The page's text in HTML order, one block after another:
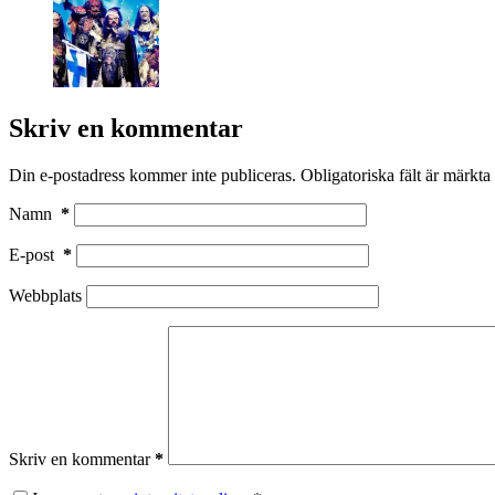
Skriv en kommentar
Din e-postadress kommer inte publiceras. Obligatoriska fält är märkta
Namn *
E-post *
Webbplats
Skriv en kommentar*